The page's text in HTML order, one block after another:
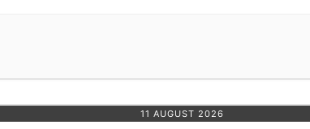
11 AUGUST 2026